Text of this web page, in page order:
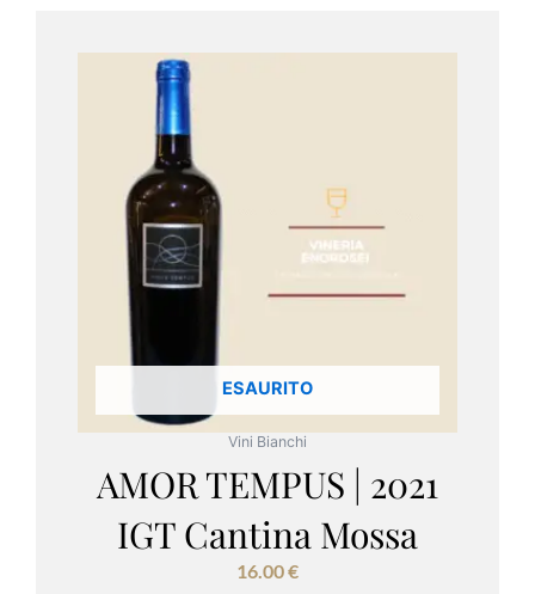
ESAURITO
Vini Bianchi
AMOR TEMPUS | 2021
IGT Cantina Mossa
16.00€